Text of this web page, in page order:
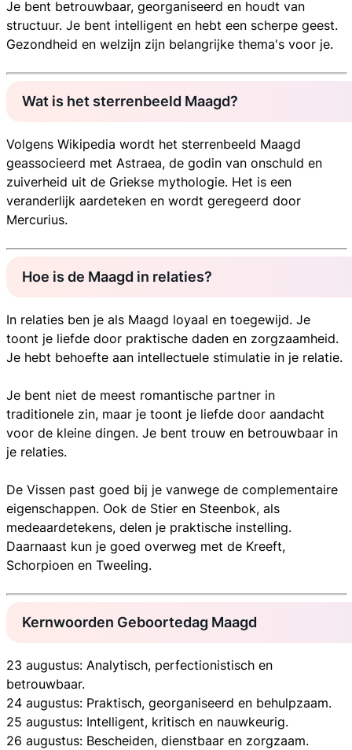
Je bent betrouwbaar, georganiseerd en houdt van
structuur. Je bent intelligent en hebt een scherpe geest.
Gezondheid en welzijn zijn belangrijke thema's voor je.
Wat is het sterrenbeeld Maagd?
Volgens Wikipedia wordt het sterrenbeeld Maagd
geassocieerd met Astraea, de godin van onschuld en
zuiverheid uit de Griekse mythologie. Het is een
veranderlijk aardeteken en wordt geregeerd door
Mercurius.
Hoe is de Maagd in relaties?
In relaties ben je als Maagd loyaal en toegewijd. Je
toont je liefde door praktische daden en zorgzaamheid.
Je hebt behoefte aan intellectuele stimulatie in je relatie.
Je bent niet de meest romantische partner in
traditionele zin, maar je toont je liefde door aandacht
voor de kleine dingen. Je bent trouw en betrouwbaar in
je relaties.
De Vissen past goed bij je vanwege de complementaire
eigenschappen. Ook de Stier en Steenbok, als
medeaardetekens, delen je praktische instelling.
Daarnaast kun je goed overweg met de Kreeft,
Schorpioen en Tweeling.
Kernwoorden Geboortedag Maagd
23 augustus: Analytisch, perfectionistisch en
betrouwbaar.
24 augustus: Praktisch, georganiseerd en behulpzaam.
25 augustus: Intelligent, kritisch en nauwkeurig.
26 augustus: Bescheiden, dienstbaar en zorgzaam.